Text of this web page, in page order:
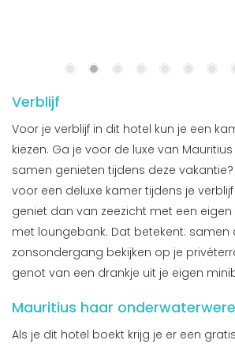
Verblijf
Voor je verblijf in dit hotel kun je een
kiezen. Ga je voor de luxe van
samen genieten tijdens deze vakantie?
voor een deluxe kamer tijdens je verblijf
geniet dan van zeezicht met een eigen
met loungebank. Dat betekent: samen
zonsondergang bekijken op je
genot van een drankje uit je eigen
Mauritius haar
Als je dit hotel boekt krijg je er een